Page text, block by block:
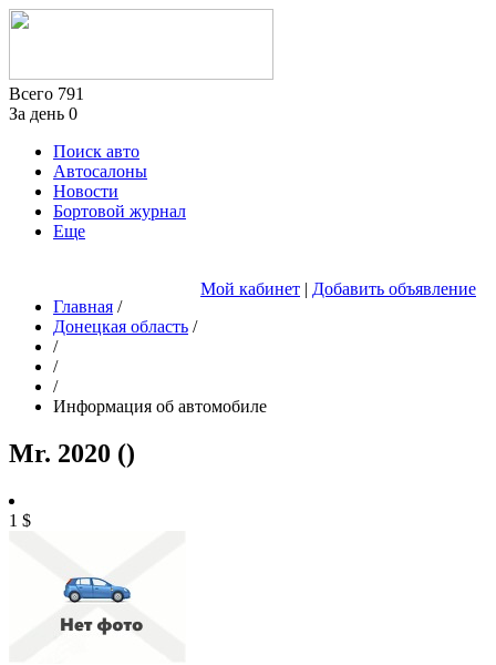
Всего 791
За день 0
Поиск авто
Автосалоны
Новости
Бортовой журнал
Еще
Мой кабинет | Добавить объявление
Главная /
Донецкая область /
/
/
/
Информация об автомобиле
Mr. 2020 ()
1 $